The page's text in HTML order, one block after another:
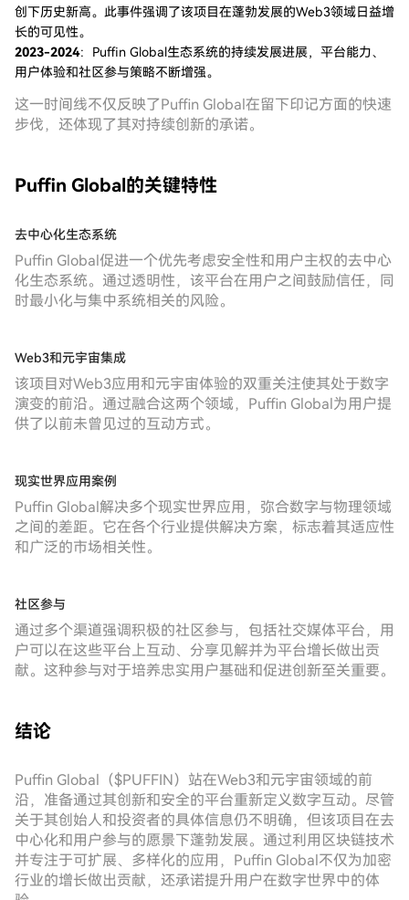
创下历史新高。此事件强调了该项目在蓬勃发展的Web3领域日益增
长的可见性。
2023-2024：Puffin Global生态系统的持续发展进展，平台能力、
用户体验和社区参与策略不断增强。
这一时间线不仅反映了Puffin Global在留下印记方面的快速
步伐，还体现了其对持续创新的承诺。
Puffin Global的关键特性
去中心化生态系统
Puffin Global促进一个优先考虑安全性和用户主权的去中心
化生态系统。通过透明性，该平台在用户之间鼓励信任，同
时最小化与集中系统相关的风险。
Web3和元宇宙集成
该项目对Web3应用和元宇宙体验的双重关注使其处于数字
演变的前沿。通过融合这两个领域，Puffin Global为用户提
供了以前未曾见过的互动方式。
现实世界应用案例
Puffin Global解决多个现实世界应用，弥合数字与物理领域
之间的差距。它在各个行业提供解决方案，标志着其适应性
和广泛的市场相关性。
社区参与
通过多个渠道强调积极的社区参与，包括社交媒体平台，用
户可以在这些平台上互动、分享见解并为平台增长做出贡
献。这种参与对于培养忠实用户基础和促进创新至关重要。
结论
Puffin Global（$PUFFIN）站在Web3和元宇宙领域的前
沿，准备通过其创新和安全的平台重新定义数字互动。尽管
关于其创始人和投资者的具体信息仍不明确，但该项目在去
中心化和用户参与的愿景下蓬勃发展。通过利用区块链技术
并专注于可扩展、多样化的应用，Puffin Global不仅为加密
行业的增长做出贡献，还承诺提升用户在数字世界中的体